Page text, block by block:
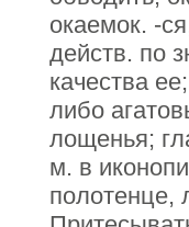
окаемок. -
действ. по
качества
либо
лощенья;
м. в
полотенце,